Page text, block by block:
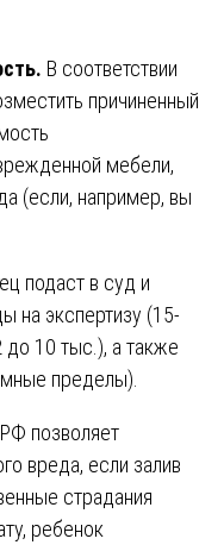
В соответствии
причиненный
мебели,
(если, например, вы
подаст в суд и
на экспертизу (15-
до 10 тыс.), а также
пределы).
позволяет
вреда, если залив
страдания
ребенок